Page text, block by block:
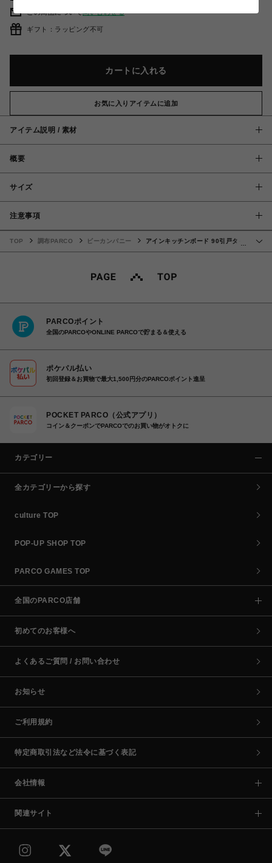
この商品について問い合わせる
ギフト：ラッピング不可
カートに入れる
お気に入りアイテムに追加
アイテム説明 / 素材
概要
サイズ
注意事項
…
TOP 調布PARCO ビーカンパニー
アインキッチンボード 90引戸タイ
PARCOポイント
全国のPARCOやONLINE PARCOで貯まる＆使える
ポケパル払い
初回登録＆お買物で最大1,500円分のPARCOポイント進呈
POCKET PARCO（公式アプリ）
コイン＆クーポンでPARCOでのお買い物がオトクに
カテゴリー
全カテゴリーから探す
culture TOP
POP-UP SHOP TOP
PARCO GAMES TOP
全国のPARCO店舗
初めてのお客様へ
よくあるご質問 / お問い合わせ
お知らせ
ご利用規約
特定商取引法など法令に基づく表記
会社情報
関連サイト